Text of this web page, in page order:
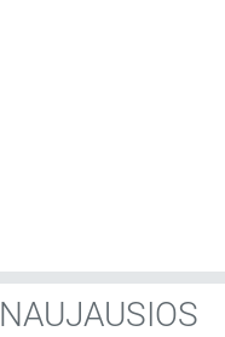
NAUJAUSIOS